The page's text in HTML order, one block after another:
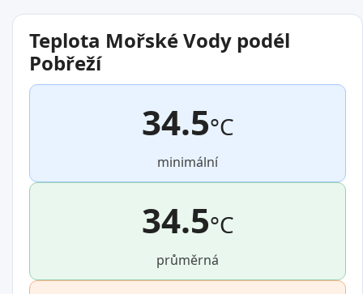
Teplota Mořské Vody podél
Pobřeží
34.5°C
minimální
34.5°C
průměrná